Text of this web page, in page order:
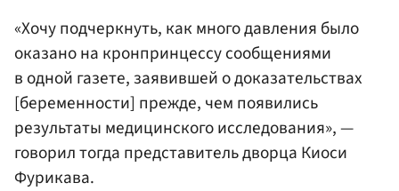
«Хочу подчеркнуть, как много давления было
оказано на кронпринцессу сообщениями
в одной газете, заявившей о доказательствах
[беременности] прежде, чем появились
результаты медицинского исследования», —
говорил тогда представитель дворца Киоси
Фурикава.